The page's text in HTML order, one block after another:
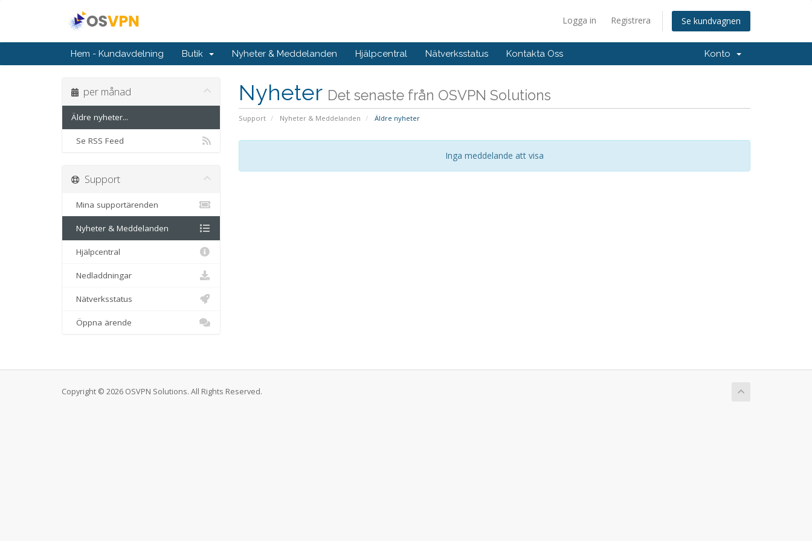
Logga in Registrera Se kundvagnen
Hem - Kundavdelning Butik Nyheter & Meddelanden Hjälpcentral Nätverksstatus Kontakta Oss Konto
Nyheter Det senaste från OSVPN Solutions
Support Nyheter & Meddelanden Äldre nyheter
per månad
Äldre nyheter...
Se RSS Feed
Inga meddelande att visa
Support
Mina supportärenden
Nyheter & Meddelanden
Hjälpcentral
Nedladdningar
Nätverksstatus
Öppna ärende
Copyright © 2026 OSVPN Solutions. All Rights Reserved.